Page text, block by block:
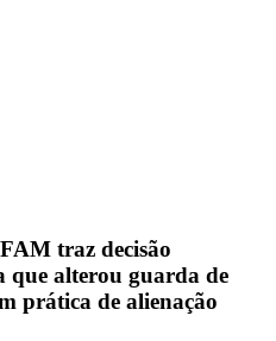
traz decisão
que alterou guarda de
prática de alienação